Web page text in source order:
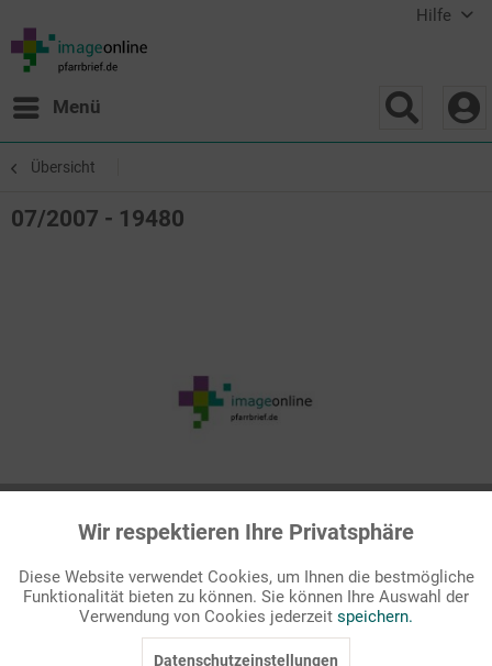
Hilfe
Menü
Übersicht
07/2007 - 19480
Passende Stichworte
Bibel, Spiritualität/Glaube
zuerst Ihr Produktformat aus.
Funktionale Aktiv
Marketing Inaktiv
Wir respektieren Ihre Privatsphäre
Diese Website verwendet Cookies, um Ihnen die bestmögliche
Funktionalität bieten zu können. Sie können Ihre Auswahl der
Verwendung von Cookies jederzeit speichern.
Datenschutzeinstellungen